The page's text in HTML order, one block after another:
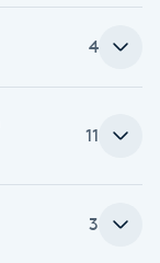
4
11
3